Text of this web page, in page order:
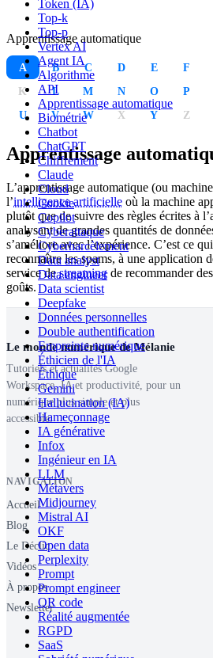
Token (IA)
Top-k
Top-p
Vertex AI
Agent IA
Algorithme
API
Apprentissage automatique
Biométrie
Chatbot
ChatGPT
Chiffrement
Claude
Cloud
Cookie
Copilot
Cyberattaque
Cyberharcèlement
Data analyst
Data engineer
Data scientist
Deepfake
Données personnelles
Double authentification
Empreinte numérique
Éthicien de l'IA
Éthique
Gemini
Hallucination (IA)
Hameçonnage
IA générative
Infox
Ingénieur en IA
LLM
Métavers
Midjourney
Mistral AI
OKF
Open data
Perplexity
Prompt
Prompt engineer
QR code
Réalité augmentée
RGPD
SaaS
Apprentissage automatique
A B C D E F
K L M N O P
U V W X Y Z
Apprentissage
L’apprentissage automatique (ou
l’intelligence artificielle où la machine
plutôt que de suivre des règles écrites à
analysant de grandes quantités de
s’améliore avec l’expérience. C’est ce
reconnaître les spams, à une application
service destreamingde recommander
goûts.
Le monde numérique de Mélanie
Tutoriels et actualités Google
Workspace, IA et productivité, pour un
numérique plus simple et plus
accessible.
NAVIGATION
Accueil
Blog
Le Déclic
Vidéos
À propos
Newsletter